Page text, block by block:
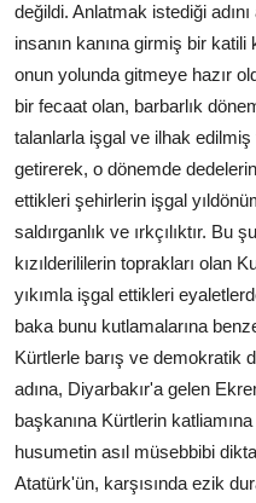
değildi. Anlatmak istediği
insanın kanına girmiş bir
onun yolunda gitmeye hazır
bir fecaat olan, barbarlık
talanlarla işgal ve ilhak edilmiş
getirerek, o dönemde
ettikleri şehirlerin işgal
saldırganlık ve ırkçılıktır. Bu
kızılderililerin toprakları olan
yıkımla işgal ettikleri
baka bunu kutlamalarına
Kürtlerle barış ve demokratik
adına, Diyarbakır'a gelen
başkanına Kürtlerin
husumetin asıl müsebbibi
Atatürk'ün, karşısında ezik